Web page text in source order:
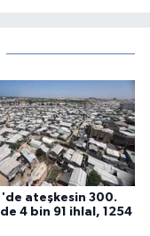
ateşkesin 300.
4 bin 91 ihlal, 1254